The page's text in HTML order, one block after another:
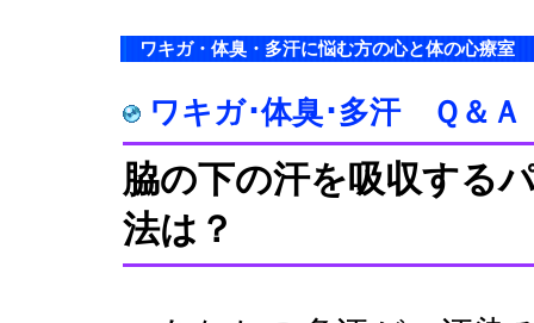
ワキガ・体臭・多汗に悩む方の心と体の心療室
ワキガ･体臭･多汗 Ｑ＆Ａ
脇の下の汗を吸収する
法は？